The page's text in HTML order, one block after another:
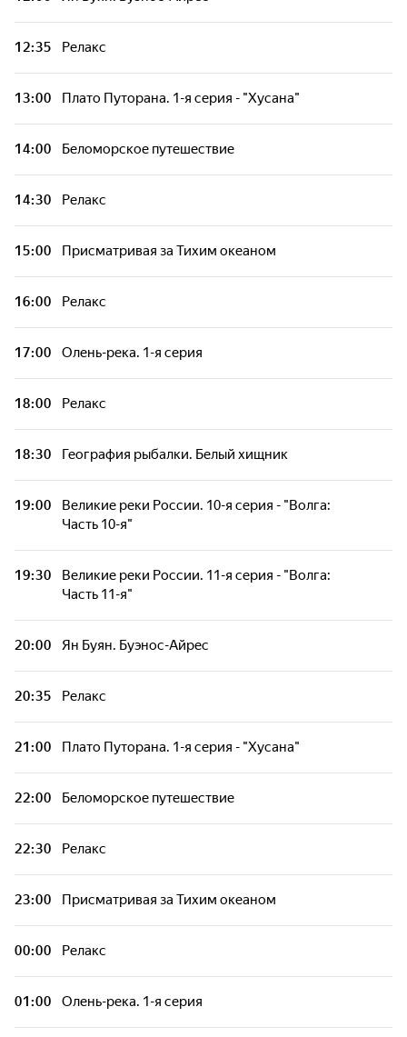
12:35 Релакс
13:00 Плато Путорана. 1-я серия - "Хусана"
14:00 Беломорское путешествие
14:30 Релакс
15:00 Присматривая за Тихим океаном
16:00 Релакс
17:00 Олень-река. 1-я серия
18:00 Релакс
18:30 География рыбалки. Белый хищник
19:00
Великие реки России. 10-я серия - "Волга:
Часть 10-я"
19:30
Великие реки России. 11-я серия - "Волга:
Часть 11-я"
20:00 Ян Буян. Буэнос-Айрес
20:35 Релакс
21:00 Плато Путорана. 1-я серия - "Хусана"
22:00 Беломорское путешествие
22:30 Релакс
23:00 Присматривая за Тихим океаном
00:00 Релакс
01:00 Олень-река. 1-я серия